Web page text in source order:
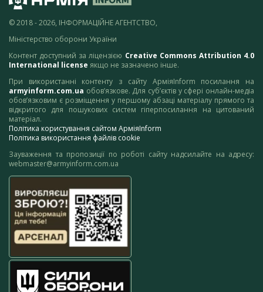
© 2018 - 2026, ІНФОРМАЦІЙНЕ АГЕНТСТВО,
Міністерство оборони України
Контент доступний за ліцензією Creative Commons Attribution 4.0
International license якщо не зазначено інше.
При використанні контенту з сайту АрміяInform посилання на
armyinform.com.ua обов’язкове. Для суб’єктів у сфері онлайн-медіа
обов’язковим є розміщення у першому абзаці матеріалу прямого та
відкритого для пошукових систем гіперпосилання на цитований
матеріал.
Політика користування сайтом АрміяInform
Політика використання файлів cookie
Зауваження та пропозиції по роботі сайту надсилайте на адресу:
webmaster@armyinform.com.ua